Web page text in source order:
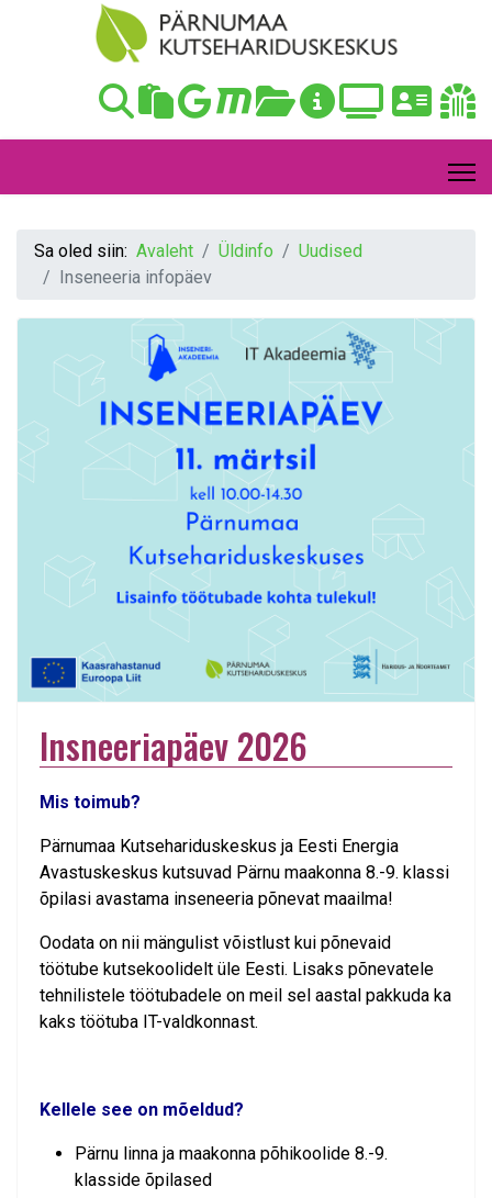
Sa oled siin: Avaleht Üldinfo
Uudised
Inseneeria infopäev
Insneeriapäev 2026
Mis toimub?
Pärnumaa Kutsehariduskeskus ja Eesti Energia
Avastuskeskus kutsuvad Pärnu maakonna 8.-9. klassi
õpilasi avastama inseneeria põnevat maailma!
Oodata on nii mängulist võistlust kui põnevaid
töötube kutsekoolidelt üle Eesti. Lisaks põnevatele
tehnilistele töötubadele on meil sel aastal pakkuda ka
kaks töötuba IT-valdkonnast.
Kellele see on mõeldud?
Pärnu linna ja maakonna põhikoolide 8.-9.
klasside õpilased